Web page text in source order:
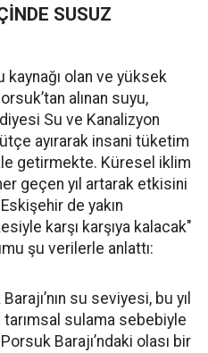
SUSUZ
kaynağı olan ve yüksek
alınan suyu,
Su ve Kanalizyon
ayırarak insani tüketim
getirmekte. Küresel iklim
geçen yıl artarak etkisini
de yakın
karşı karşıya kalacak"
şu verilerle anlattı:
su seviyesi, bu yıl
tarımsal sulama sebebiyle
Barajı’ndaki olası bir